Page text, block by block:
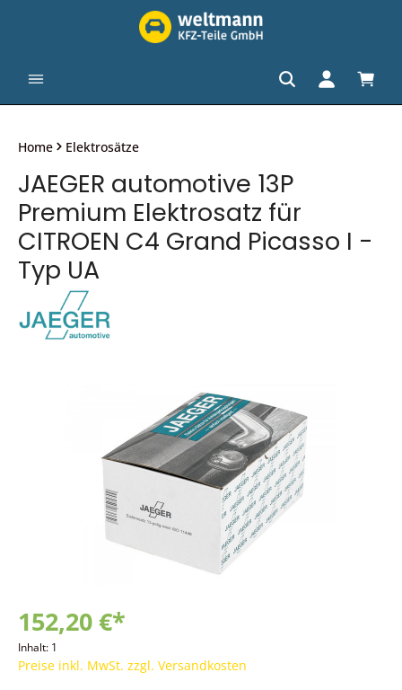
Home Elektrosätze
JAEGER automotive 13P
Premium Elektrosatz für
CITROEN C4 Grand Picasso I -
Typ UA
152,20 €*
Inhalt: 1
Preise inkl. MwSt. zzgl. Versandkosten